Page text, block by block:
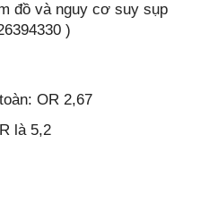
đồ và nguy cơ suy sụp
)
OR 2,67
là 5,2